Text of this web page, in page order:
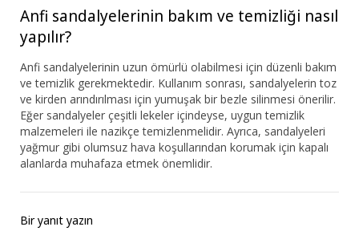
Anfi sandalyelerinin bakım ve temizliği nasıl
yapılır?
Anfi sandalyelerinin uzun ömürlü olabilmesi için düzenli bakım
ve temizlik gerekmektedir. Kullanım sonrası, sandalyelerin toz
ve kirden arındırılması için yumuşak bir bezle silinmesi önerilir.
Eğer sandalyeler çeşitli lekeler içindeyse, uygun temizlik
malzemeleri ile nazikçe temizlenmelidir. Ayrıca, sandalyeleri
yağmur gibi olumsuz hava koşullarından korumak için kapalı
alanlarda muhafaza etmek önemlidir.
Bir yanıt yazın